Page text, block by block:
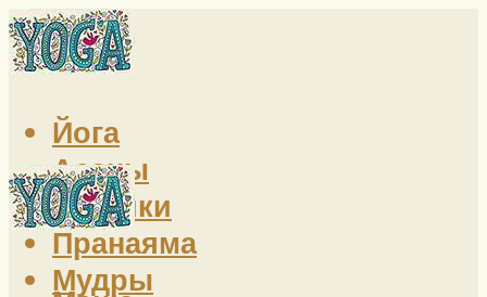
Йога
Асаны
Техники
Пранаяма
Мудры